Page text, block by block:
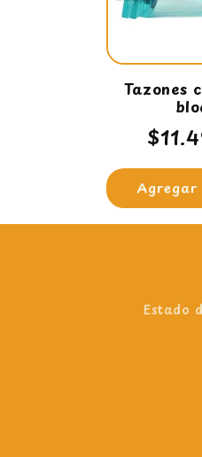
Tazones
Estado